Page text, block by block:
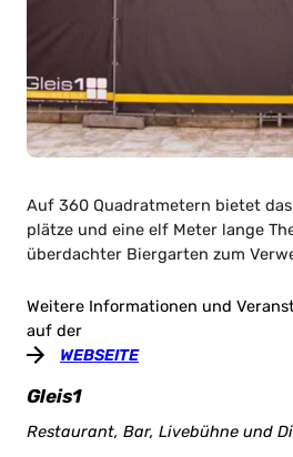
Auf 360 Quadratmetern bietet das
plätze und eine elf Meter lange
überdachter Biergarten zum
Weitere Informationen und
auf der
WEBSEITE
Gleis1
Restaurant, Bar, Livebühne und